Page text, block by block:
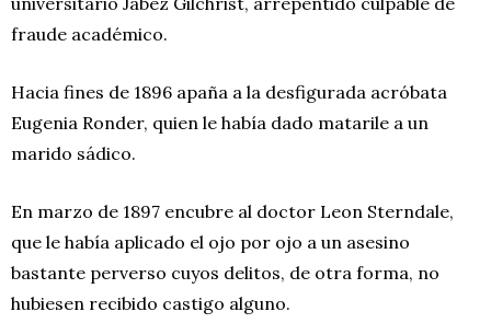
fraude académico.
Hacia fines de 1896 apaña a la desfigurada acróbata
Eugenia Ronder, quien le había dado matarile a un
marido sádico.
En marzo de 1897 encubre al doctor Leon Sterndale,
que le había aplicado el ojo por ojo a un asesino
bastante perverso cuyos delitos, de otra forma, no
hubiesen recibido castigo alguno.